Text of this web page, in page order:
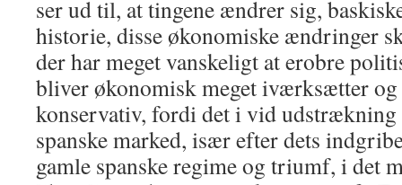
ser ud til, at tingene ændrer sig,
historie, disse økonomiske ændringer
der har meget vanskeligt at erobre
bliver økonomisk meget iværksætter
konservativ, fordi det i vid
spanske marked, især efter dets
gamle spanske regime og triumf, i det